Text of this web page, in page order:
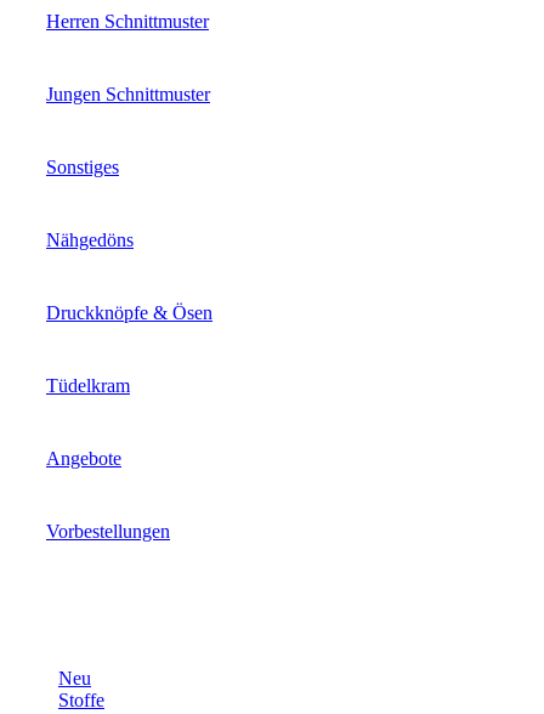
Herren Schnittmuster
Jungen Schnittmuster
Sonstiges
Nähgedöns
Druckknöpfe & Ösen
Tüdelkram
Angebote
Vorbestellungen
Neu
Stoffe